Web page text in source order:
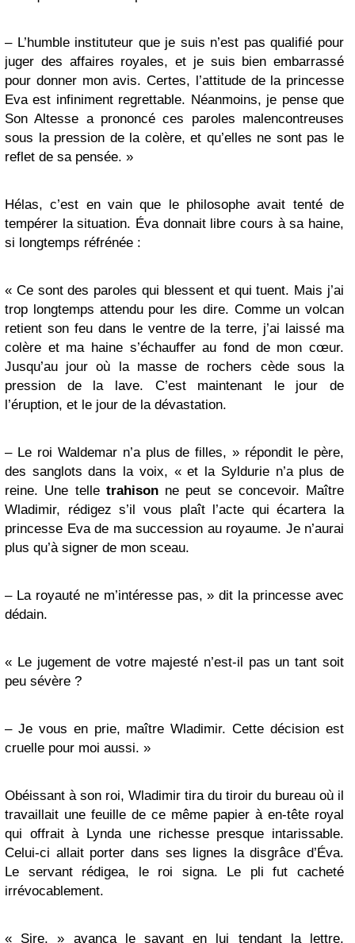
– L’humble instituteur que je suis n’est pas qualifié pour
juger des affaires royales, et je suis bien embarrassé
pour donner mon avis. Certes, l’attitude de la princesse
Eva est infiniment regrettable. Néanmoins, je pense que
Son Altesse a prononcé ces paroles malencontreuses
sous la pression de la colère, et qu’elles ne sont pas le
reflet de sa pensée. »
Hélas, c’est en vain que le philosophe avait tenté de
tempérer la situation. Éva donnait libre cours à sa haine,
si longtemps réfrénée :
« Ce sont des paroles qui blessent et qui tuent. Mais j’ai
trop longtemps attendu pour les dire. Comme un volcan
retient son feu dans le ventre de la terre, j’ai laissé ma
colère et ma haine s’échauffer au fond de mon cœur.
Jusqu’au jour où la masse de rochers cède sous la
pression de la lave. C’est maintenant le jour de
l’éruption, et le jour de la dévastation.
– Le roi Waldemar n’a plus de filles, » répondit le père,
des sanglots dans la voix, « et la Syldurie n’a plus de
reine. Une telle trahisonne peut se concevoir. Maître
Wladimir, rédigez s’il vous plaît l’acte qui écartera la
princesse Eva de ma succession au royaume. Je n’aurai
plus qu’à signer de mon sceau.
– La royauté ne m’intéresse pas, » dit la princesse avec
dédain.
« Le jugement de votre majesté n’est-il pas un tant soit
peu sévère ?
– Je vous en prie, maître Wladimir. Cette décision est
cruelle pour moi aussi. »
Obéissant à son roi, Wladimir tira du tiroir du bureau où il
travaillait une feuille de ce même papier à en-tête royal
qui offrait à Lynda une richesse presque intarissable.
Celui-ci allait porter dans ses lignes la disgrâce d’Éva.
Le servant rédigea, le roi signa. Le pli fut cacheté
irrévocablement.
« Sire, » avança le savant en lui tendant la lettre,